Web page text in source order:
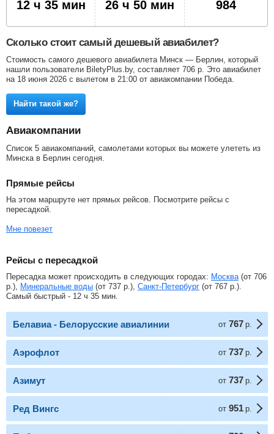
12 ч 35 мин 26 ч 50 мин 984
Сколько стоит самый дешевый авиабилет?
Стоимость самого дешевого авиабилета Минск — Берлин, который
нашли пользователи BiletyPlus.by, составляет 706 р . Это авиабилет
на 18 июня 2026 с вылетом в 21:00 от авиакомпании Победа.
Найти такой же?
Авиакомпании
Список 5 авиакомпаний, самолетами которых вы можете улететь из
Минска в Берлин сегодня.
Прямые рейсы
На этом маршруте нет прямых рейсов. Посмотрите рейсы с
пересадкой.
Мне повезет
Рейсы с пересадкой
Пересадка может происходить в следующих городах: Москва (от 706
р. ), Минеральные воды (от 737 р. ), Санкт-Петербург (от 767 р. ).
Самый быстрый - 12 ч 35 мин.
Белавиа - Белорусские авиалинии от 767 р.
Аэрофлот от 737 р.
Азимут от 737 р.
Ред Вингс от 951 р.